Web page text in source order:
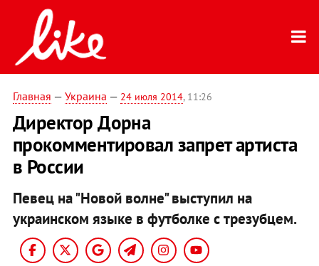
Главная — Украина — 24 июля 2014, 11:26
Директор Дорна
прокомментировал запрет артиста
в России
Певец на "Новой волне" выступил на
украинском языке в футболке с трезубцем.